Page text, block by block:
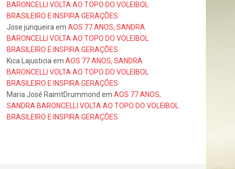
BARONCELLI VOLTA AO TOPO DO VOLEIBOL
BRASILEIRO E INSPIRA GERAÇÕES
Jose junqueiraem AOS 77 ANOS, SANDRA
BARONCELLI VOLTA AO TOPO DO VOLEIBOL
BRASILEIRO E INSPIRA GERAÇÕES
Kica Lajusticiaem AOS 77 ANOS, SANDRA
BARONCELLI VOLTA AO TOPO DO VOLEIBOL
BRASILEIRO E INSPIRA GERAÇÕES
Maria José RaimtDrummond em AOS 77 ANOS,
SANDRA BARONCELLI VOLTA AO TOPO DO VOLEIBOL
BRASILEIRO E INSPIRA GERAÇÕES